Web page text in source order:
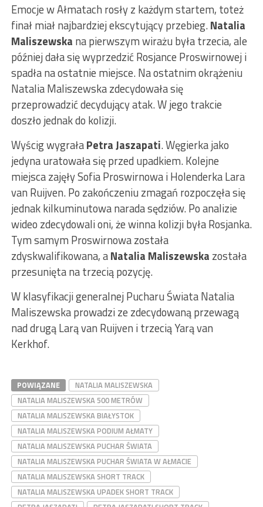
Emocje w Ałmatach rosły z każdym startem, toteż
finał miał najbardziej ekscytujący przebieg.Natalia
Maliszewska na pierwszym wirażu była trzecia, ale
później dała się wyprzedzić Rosjance Proswirnowej i
spadła na ostatnie miejsce. Na ostatnim okrążeniu
Natalia Maliszewska zdecydowała się
przeprowadzić decydujący atak. W jego trakcie
doszło jednak do kolizji.
Wyścig wygrałaPetra Jaszapati. Węgierka jako
jedyna uratowała się przed upadkiem. Kolejne
miejsca zajęły Sofia Proswirnowa i Holenderka Lara
van Ruijven. Po zakończeniu zmagań rozpoczęła się
jednak kilkuminutowa narada sędziów. Po analizie
wideo zdecydowali oni, że winna kolizji była Rosjanka.
Tym samym Proswirnowa została
zdyskwalifikowana, aNatalia Maliszewska została
przesunięta na trzecią pozycję.
W klasyfikacji generalnej Pucharu Świata Natalia
Maliszewska prowadzi ze zdecydowaną przewagą
nad drugą Larą van Ruijven i trzecią Yarą van
Kerkhof.
POWIĄZANE
NATALIA MALISZEWSKA
NATALIA MALISZEWSKA 500 METRÓW
NATALIA MALISZEWSKA BIAŁYSTOK
NATALIA MALISZEWSKA PODIUM AŁMATY
NATALIA MALISZEWSKA PUCHAR ŚWIATA
NATALIA MALISZEWSKA PUCHAR ŚWIATA W AŁMACIE
NATALIA MALISZEWSKA SHORT TRACK
NATALIA MALISZEWSKA UPADEK SHORT TRACK